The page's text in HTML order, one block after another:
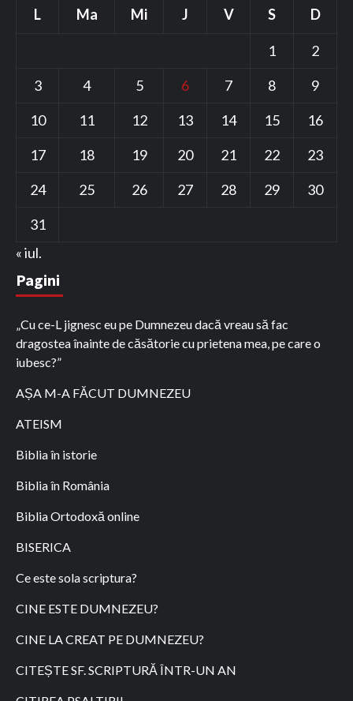
L Ma Mi J V S D
1
2
3
4 5 6 7 8
9
10
11 12 13 14 15
16
17
18 19 20 21 22
23
24
25 26 27 28 29
30
31
« iul.
Pagini
„Cu ce-L jignesc eu pe Dumnezeu dacă vreau să fac
dragostea înainte de căsătorie cu prietena mea, pe care o
iubesc?”
AȘA M-A FĂCUT DUMNEZEU
ATEISM
Biblia în istorie
Biblia în România
Biblia Ortodoxă online
BISERICA
Ce este sola scriptura?
CINE ESTE DUMNEZEU?
CINE LA CREAT PE DUMNEZEU?
CITEȘTE SF. SCRIPTURĂ ÎNTR-UN AN